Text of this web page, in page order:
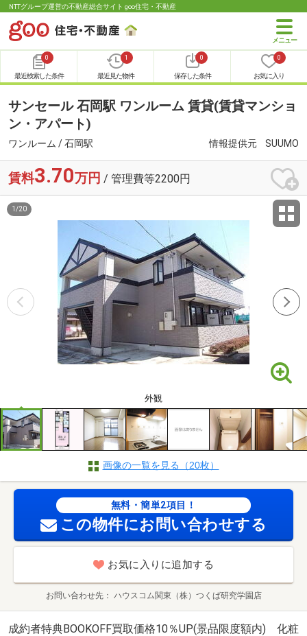
NTTグループ運営の不動産総合サイト goo住宅・不動産
0
最近検索した条件
1
最近見た物件
0
保存した条件
0
お気に入り
サンセール 石岡駅 ワンルーム 賃貸(賃貸マンショ
ン・アパート)
ワンルーム / 石岡駅 情報提供元 SUUMO
賃料3.70万円 / 管理費等2200円
外観
1 /20
画像の一覧を見る（20枚）
無料・簡単2項目！
この物件にお問い合わせする
お気に入りに追加する
お問い合わせ先 ハウスコム関東（株）つくば研究学園店
成約者特典BOOKOFF買取価格10％UP(景品限度額内) 化粧